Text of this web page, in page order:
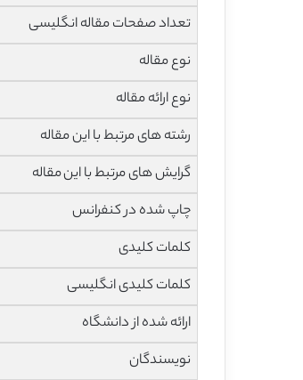
تعداد صفحات مقاله انگلیسی
نوع مقاله
نوع ارائه مقاله
رشته های مرتبط با این مقاله
گرایش های مرتبط با این مقاله
چاپ شده در کنفرانس
کلمات کلیدی
کلمات کلیدی انگلیسی
ارائه شده از دانشگاه
نویسندگان